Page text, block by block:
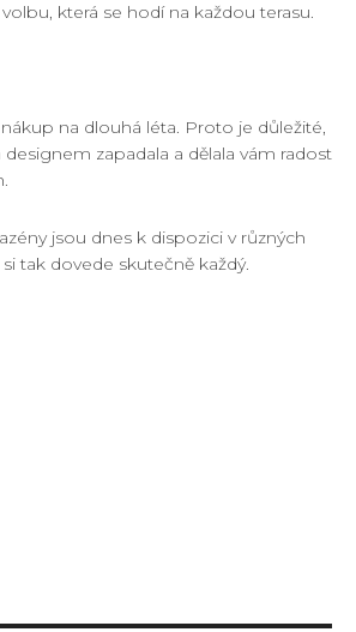
která se hodí na každou terasu.
na dlouhá léta. Proto je důležité,
designem zapadala a dělala vám radost
jsou dnes k dispozici v různých
tak dovede skutečně každý.